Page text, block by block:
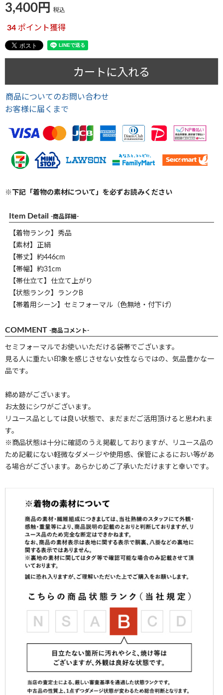
3,400 税込
34 ポイント獲得
カートに入れる
商品についてのお問い合わせ
お客様に届くまで
※下記「着物の素材について」を必ずお読みください
Item Detail -商品詳細-
【着物ランク】秀品
【素材】正絹
【帯丈】約446cm
【帯幅】約31cm
【帯仕立て】仕立て上がり
【状態ランク】ランクB
【帯着用シーン】セミフォーマル（色無地・付下げ）
COMMENT -商品コメント-
セミフォーマルでお使いいただける袋帯でございます。
見る人に重たい印象を感じさせない女性ならではの、気品豊かな一
品です。
締め跡がございます。
お太鼓にシワがございます。
リユース品としては良い状態で、まだまだご活用頂けると思われま
す。
※商品状態は十分に確認のうえ掲載しておりますが、リユース品の
ため記載にない軽微なダメージや使用感、保管によるにおい等があ
る場合がございます。あらかじめご了承いただけますと幸いです。